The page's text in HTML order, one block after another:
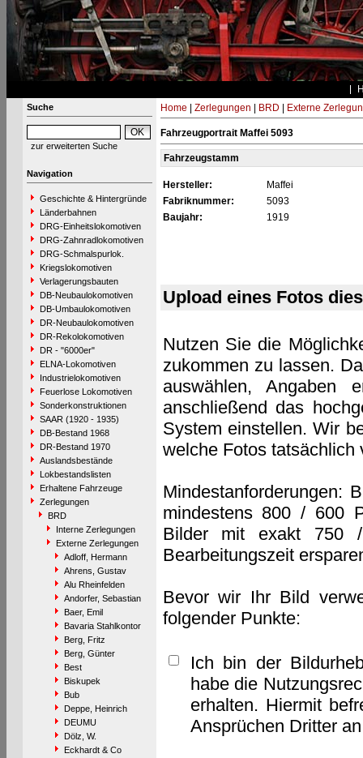
Suche
zur erweiterten Suche
Navigation
Geschichte & Hintergründe
Länderbahnen
DRG-Einheitslokomotiven
DRG-Zahnradlokomotiven
DRG-Schmalspurlok.
Kriegslokomotiven
Verlagerungsbauten
DB-Neubaulokomotiven
DB-Umbaulokomotiven
DR-Neubaulokomotiven
DR-Rekolokomotiven
DR - "6000er"
ELNA-Lokomotiven
Industrielokomotiven
Feuerlose Lokomotiven
Sonderkonstruktionen
SAAR (1920 - 1935)
DB-Bestand 1968
DR-Bestand 1970
Auslandsbestände
Lokbestandslisten
Erhaltene Fahrzeuge
Zerlegungen
BRD
Interne Zerlegungen
Externe Zerlegungen
Adloff, Hermann
Ahrens, Gustav
Alu Rheinfelden
Andorfer, Sebastian
Baer, Emil
Bavaria Stahlkontor
Berg, Fritz
Berg, Günter
Best
Biskupek
Bub
Deppe, Heinrich
DEUMU
Dölz, W.
Eckhardt & Co
Home Zerlegungen BRD Externe
Fahrzeugportrait Maffei 5093
Fahrzeugstamm
Hersteller:
Maffei
Fabriknummer:
5093
Baujahr:
1919
Upload eines Fotos
Nutzen Sie die
zukommen zu lassen.
auswählen, Angaben
anschließend das
System einstellen. Wir
welche Fotos tatsächlich
Mindestanforderungen:
mindestens 800 / 600
Bilder mit exakt 750
Bearbeitungszeit
Bevor wir Ihr Bild
folgender Punkte:
Ich bin der
habe die
erhalten. Hiermit
Ansprüchen Dritter